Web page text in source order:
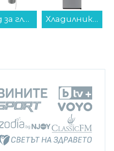
Уред за гладене с пара Philips STH7040/80... Хладилник с фризер Indesit INKF 8251 S4E , 250 l, E , No Frost , Сребрист...